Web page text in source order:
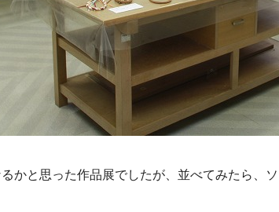
かと思った作品展でしたが、並べてみたら、